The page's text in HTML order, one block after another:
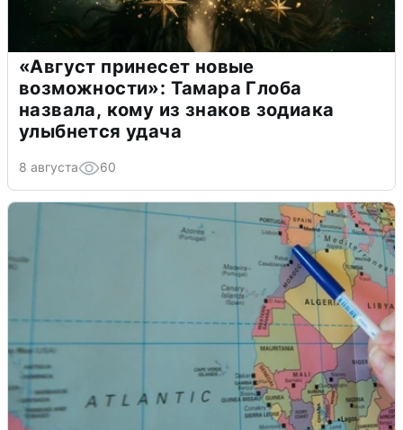
«Август принесет новые
возможности»: Тамара Глоба
назвала, кому из знаков зодиака
улыбнется удача
8 августа 60